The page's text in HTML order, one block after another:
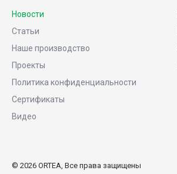
Новости
Статьи
Наше производство
Проекты
Политика конфиденциальности
Сертификаты
Видео
© 2026 ORTEA, Все права защищены